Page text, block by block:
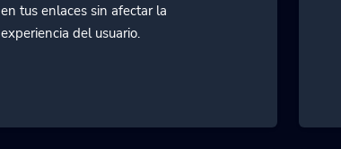
en tus enlaces sin afectar la
experiencia del usuario.